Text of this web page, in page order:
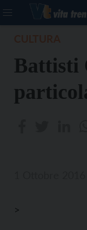
Battisti
>